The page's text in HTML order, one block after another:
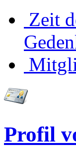
Zeit
Profil